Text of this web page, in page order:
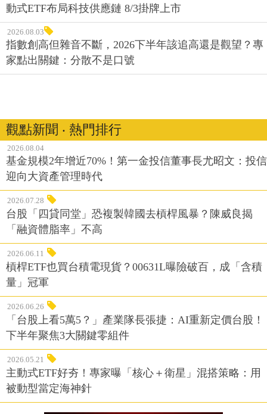
動式ETF布局科技供應鏈 8/3掛牌上市
2026.08.03
指數創高但雜音不斷，2026下半年該追高還是觀望？專
家點出關鍵：分散不是口號
觀點新聞 ‧ 熱門排行
2026.08.04
基金規模2年增近70%！第一金投信董事長尤昭文：投信
迎向大資產管理時代
2026.07.28
台股「四貸同堂」恐複製韓國去槓桿風暴？陳威良揭
「融資體脂率」不高
2026.06.11
槓桿ETF也買台積電現貨？00631L曝險破百，成「含積
量」冠軍
2026.06.26
「台股上看5萬5？」產業隊長張捷：AI重新定價台股！
下半年聚焦3大關鍵零組件
2026.05.21
主動式ETF好夯！專家曝「核心＋衛星」混搭策略：用
被動型當定海神針